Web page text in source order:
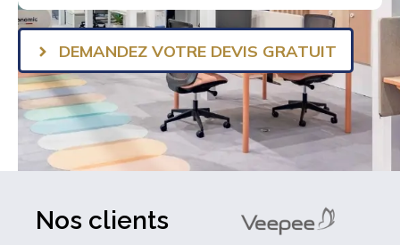
DEMANDEZ VOTRE DEVIS GRATUIT
Nos clients